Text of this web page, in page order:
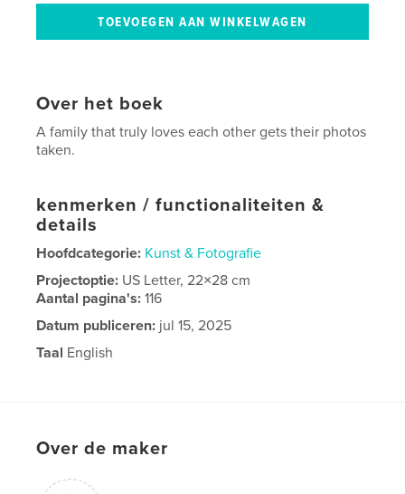
Over het boek
A family that truly loves each other gets their photos
taken.
kenmerken / functionaliteiten &
details
Hoofdcategorie: Kunst & Fotografie
Projectoptie: US Letter, 22×28 cm
Aantal pagina's:116
Datum publiceren: jul 15, 2025
Taal English
Over de maker